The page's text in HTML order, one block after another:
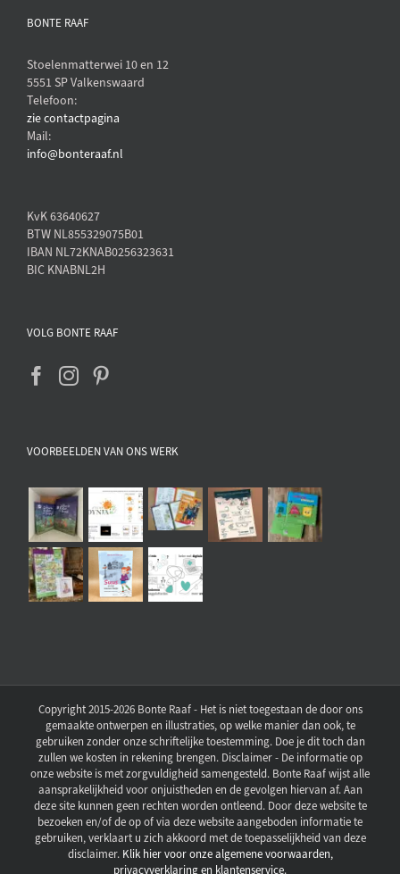
BONTE RAAF
Stoelenmatterwei 10 en 12
5551 SP Valkenswaard
Telefoon:
zie contactpagina
Mail:
info@bonteraaf.nl
KvK 63640627
BTW NL855329075B01
IBAN NL72KNAB0256323631
BIC KNABNL2H
VOLG BONTE RAAF
VOORBEELDEN VAN ONS WERK
Copyright 2015-2026 Bonte Raaf - Het is niet toegestaan de door ons
gemaakte ontwerpen en illustraties, op welke manier dan ook, te
gebruiken zonder onze schriftelijke toestemming. Doe je dit toch dan
zullen we kosten in rekening brengen. Disclaimer - De informatie op
onze website is met zorgvuldigheid samengesteld. Bonte Raaf wijst alle
aansprakelijkheid voor onjuistheden en de gevolgen hiervan af. Aan
deze site kunnen geen rechten worden ontleend. Door deze website te
bezoeken en/of de op of via deze website aangeboden informatie te
gebruiken, verklaart u zich akkoord met de toepasselijkheid van deze
disclaimer. Klik hier voor onze algemene voorwaarden,
privacyverklaring en klantenservice.